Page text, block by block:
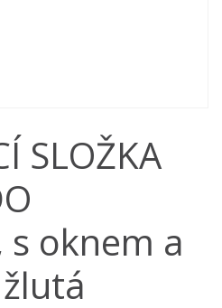
SLOŽKA
s oknem a